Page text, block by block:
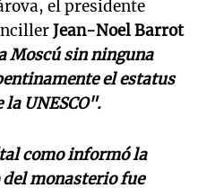
el presidente
Jean-Noel Barrot
Moscú sin ninguna
el estatus
UNESCO".
como informó la
monasterio fue